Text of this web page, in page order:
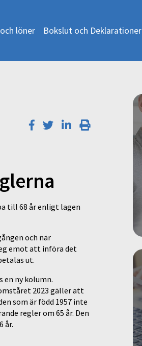
löner Bokslut och Deklarationer
till 68 år enligt lagen
och när
emot att införa det
ut.
en ny kolumn.
2023 gäller att
som är född 1957 inte
regler om 65 år. Den
år.